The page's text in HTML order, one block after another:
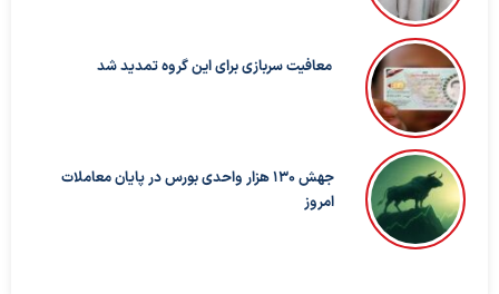
معافیت سربازی برای این گروه تمدید شد
جهش 130 هزار واحدی بورس در پایان معاملات
امروز